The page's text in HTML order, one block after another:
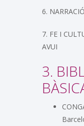
6.
7. FE I
AVUI
3.